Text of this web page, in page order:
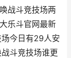
战斗竞技场两
乐斗官网最新
今日有29人安
斗竞技场谁更